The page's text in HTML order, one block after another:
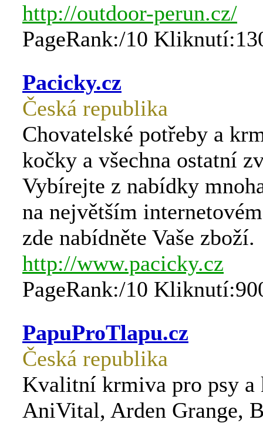
http://outdoor-perun.cz/
PageRank:/10
Pacicky.cz
Česká republika
Chovatelské potřeby a
kočky a všechna ostatní
Vybírejte z nabídky
na největším
zde nabídněte Vaše zboží.
http://www.pacicky.cz
PageRank:/10
PapuProTlapu.cz
Česká republika
Kvalitní krmiva pro psy a
AniVital, Arden Grange,